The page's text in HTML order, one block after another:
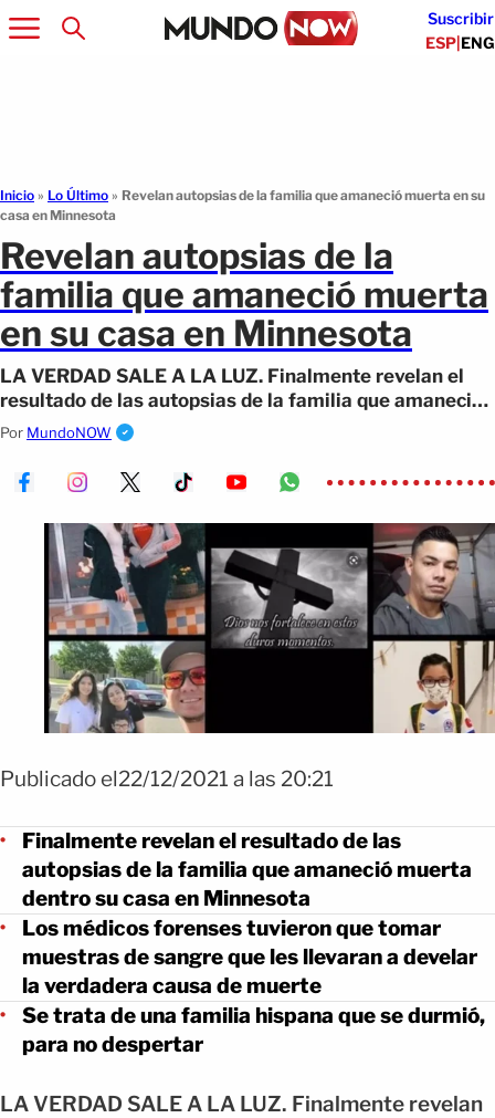
Suscribir
ESP|ENG
Inicio » Lo Último » Revelan autopsias de la familia que amaneció muerta en su
casa en Minnesota
Revelan autopsias de la
familia que amaneció muerta
en su casa en Minnesota
LA VERDAD SALE A LA LUZ. Finalmente revelan el
resultado de las autopsias de la familia que amaneció
muerta dentro su casa en Minnesota.
Por MundoNOW
Publicado el22/12/2021 a las 20:21
Finalmente revelan el resultado de las
autopsias de la familia que amaneció muerta
dentro su casa en Minnesota
Los médicos forenses tuvieron que tomar
muestras de sangre que les llevaran a develar
la verdadera causa de muerte
Se trata de una familia hispana que se durmió,
para no despertar
LA VERDAD SALE A LA LUZ. Finalmente revelan